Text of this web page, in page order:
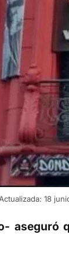
Actualizada: 18
aseguró